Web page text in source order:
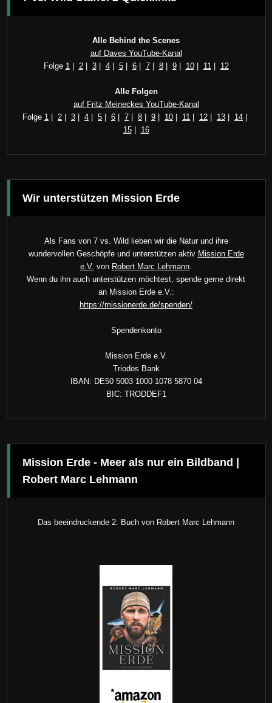
Alle Behind the Scenes
auf Daves YouTube-Kanal
Folge 1 2| 3| 4| 5| 6| 7| 8| 9| 10| 11 12
Alle Folgen
auf Fritz Meineckes YouTube-Kanal
Folge 1 2 3 4 5 6 7 8 9 10 11 12 13 14
15| 16
Wir unterstützen Mission Erde
Als Fans von 7 vs. Wild lieben wir die Natur und ihre
wundervollen Geschöpfe und unterstützen aktiv Mission Erde
e.V. von Robert Marc Lehmann
Wenn du ihn auch unterstützen möchtest, spende gerne direkt
an Mission Erde e.V.:
https://missionerde.de/spenden/
Spendenkonto
Mission Erde e.V.
Triodos Bank
IBAN: DE50 5003 1000 1078 5870 04
BIC: TRODDEF1
Mission Erde - Meer als nur ein Bildband |
Robert Marc Lehmann
Das beeindruckende 2. Buch von Robert Marc Lehmann